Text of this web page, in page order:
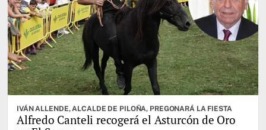
IVÁN ALLENDE, ALCALDE DE PILOÑA, PREGONARÁ LA FIESTA
Alfredo Canteli recogerá el Asturcón de Oro